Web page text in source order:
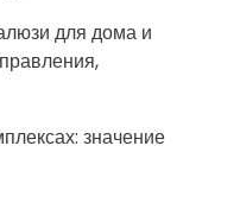
для дома и
значение